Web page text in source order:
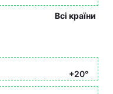
Всі країни
+20°